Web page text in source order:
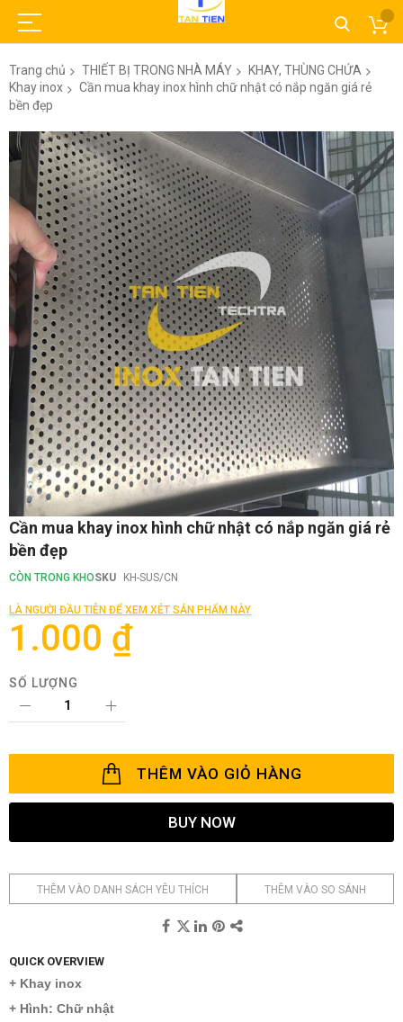
Trang chủ THIẾT BỊ TRONG NHÀ MÁY
KHAY, THÙNG CHỨA
Khay inox
Cần mua khay inox hình chữ nhật có nắp ngăn giá rẻ
bền đẹp
Chuyển
đến
của
thư
hình
ảnh
Chuyển
đến
phần
đầu
của
viện
hình
Cần mua khay inox hình chữ nhật có nắp ngăn giá rẻ
bền đẹp
CÒN TRONG KHOSKU KH-SUS/CN
LÀ NGƯỜI ĐẦU TIÊN ĐỂ XEM XÉT SẢN PHẨM NÀY
1.000 ₫
SỐ LƯỢNG
THÊM VÀO GIỎ HÀNG
BUY NOW
THÊM VÀO DANH SÁCH YÊU THÍCH THÊM VÀO SO SÁNH
QUICK OVERVIEW
+ Khay inox
+ Hình: Chữ nhật